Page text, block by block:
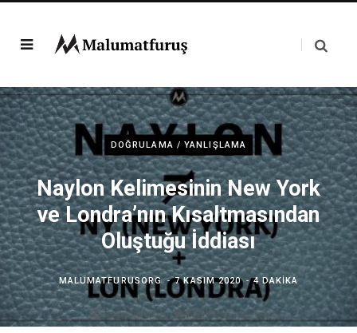
DOĞRULAMA / YANLIŞLAMA
Naylon Kelimesinin New York
ve Londra’nın Kısaltmasından
Oluştuğu İddiası
MALUMATFURUSORG 7 KASIM 2020 4 DAKIKA